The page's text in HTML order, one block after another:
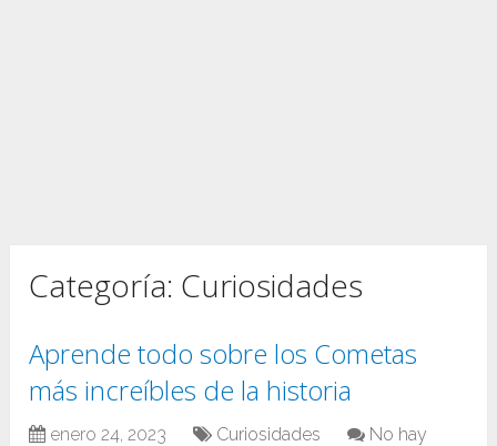
Categoría: Curiosidades
Aprende todo sobre los Cometas
más increíbles de la historia
enero 24, 2023 Curiosidades
No hay